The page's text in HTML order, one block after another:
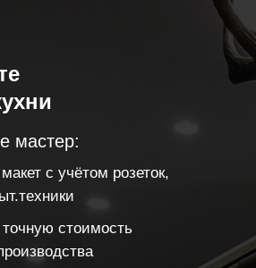
мастер:
с учётом розеток,
стоимость